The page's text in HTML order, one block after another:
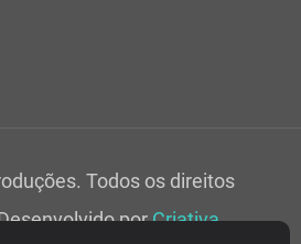
Todos os direitos
porCriativa